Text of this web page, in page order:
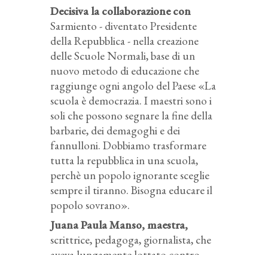
Decisiva la collaborazione con
Sarmiento - diventato Presidente
della Repubblica - nella creazione
delle Scuole Normali, base di un
nuovo metodo di educazione che
raggiunge ogni angolo del Paese «La
scuola è democrazia. I maestri sono i
soli che possono segnare la fine della
barbarie, dei demagoghi e dei
fannulloni. Dobbiamo trasformare
tutta la repubblica in una scuola,
perchè un popolo ignorante sceglie
sempre il tiranno. Bisogna educare il
popolo sovrano».
Juana Paula Manso, maestra,
scrittrice, pedagoga, giornalista, che